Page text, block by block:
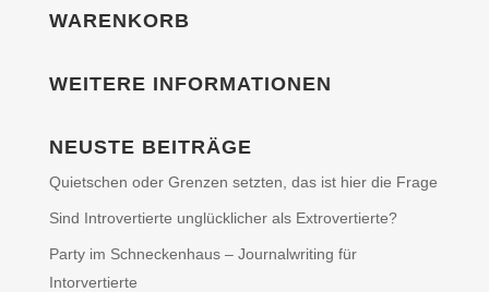
WARENKORB
WEITERE INFORMATIONEN
NEUSTE BEITRÄGE
Quietschen oder Grenzen setzten, das ist hier die Frage
Sind Introvertierte unglücklicher als Extrovertierte?
Party im Schneckenhaus – Journalwriting für
Intorvertierte